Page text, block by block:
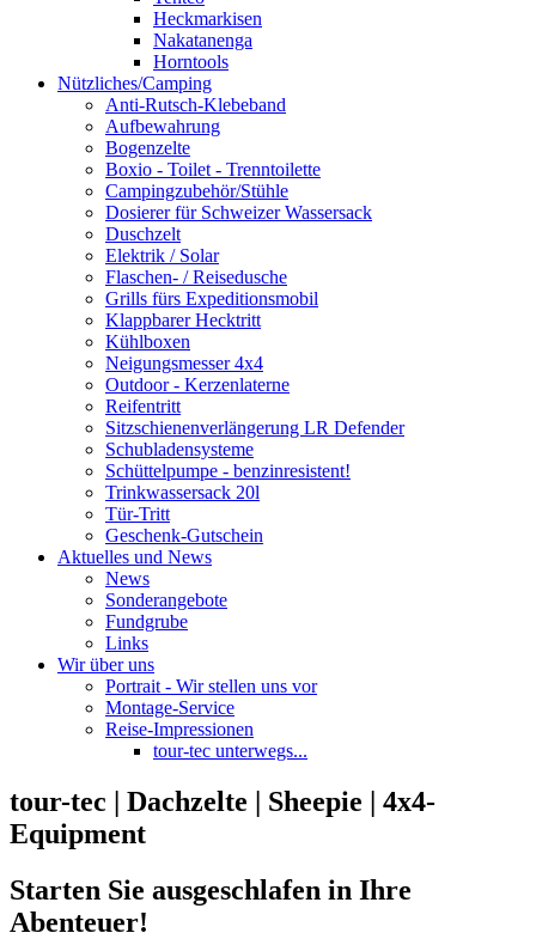
Heckmarkisen
Nakatanenga
Horntools
Nützliches/Camping
Anti-Rutsch-Klebeband
Aufbewahrung
Bogenzelte
Boxio - Toilet - Trenntoilette
Campingzubehör/Stühle
Dosierer für Schweizer Wassersack
Duschzelt
Elektrik / Solar
Flaschen- / Reisedusche
Grills fürs Expeditionsmobil
Klappbarer Hecktritt
Kühlboxen
Neigungsmesser 4x4
Outdoor - Kerzenlaterne
Reifentritt
Sitzschienenverlängerung LR Defender
Schubladensysteme
Schüttelpumpe - benzinresistent!
Trinkwassersack 20l
Tür-Tritt
Geschenk-Gutschein
Aktuelles und News
News
Sonderangebote
Fundgrube
Links
Wir über uns
Portrait - Wir stellen uns vor
Montage-Service
Reise-Impressionen
tour-tec unterwegs...
tour-tec | Dachzelte | Sheepie | 4x4-
Equipment
Starten Sie ausgeschlafen in Ihre
Abenteuer!